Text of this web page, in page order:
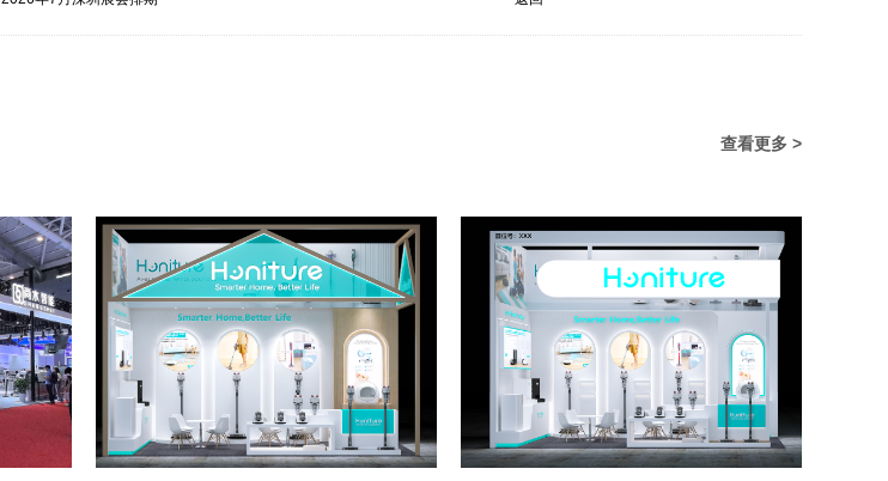
2023年下半年广州广交会展馆展会排期信息，展台设计搭建公司推荐
查看更多 >